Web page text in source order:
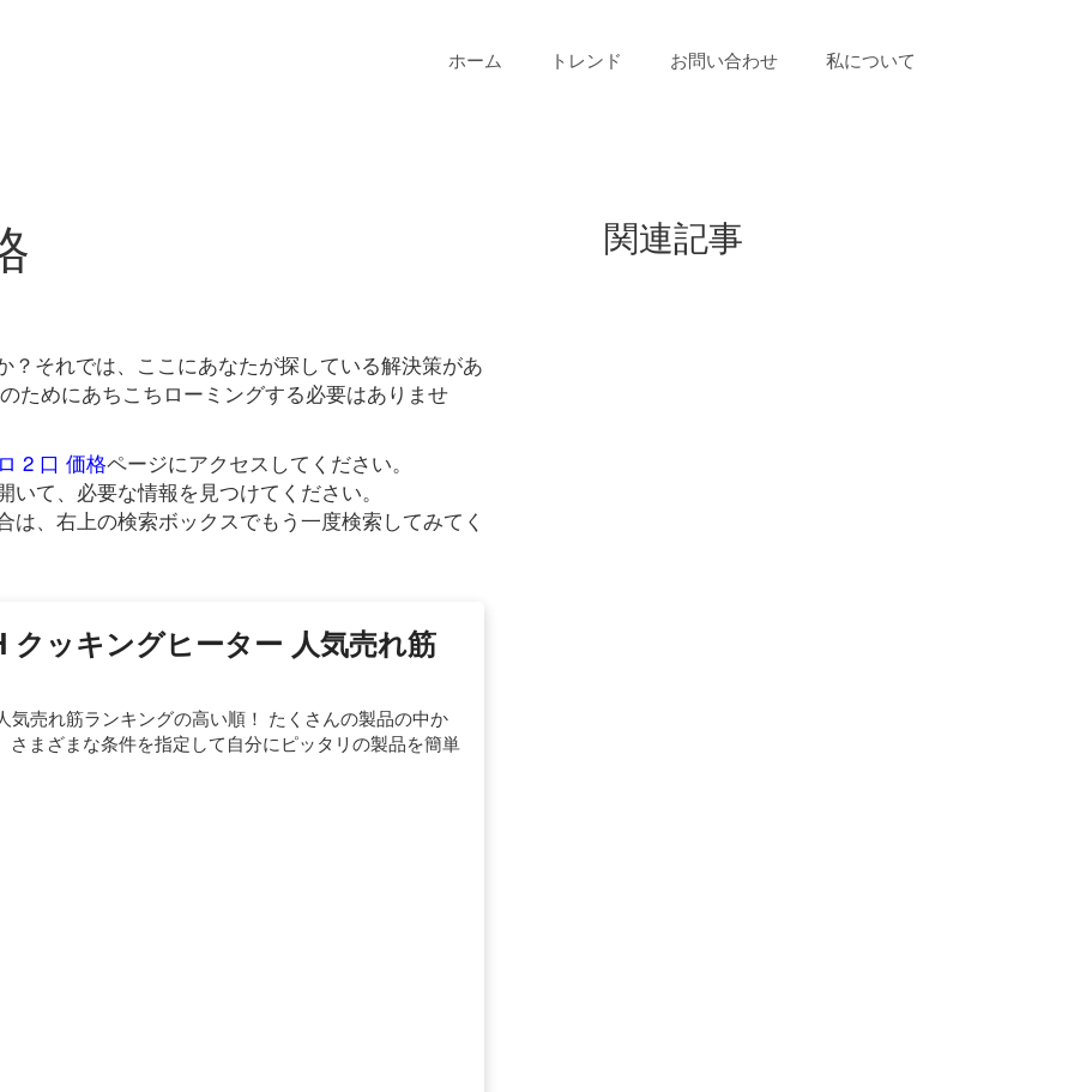
ホーム トレンド お問い合わせ 私について
それでは、ここにあなたが探している解決策があ
ためにあちこちローミングする必要はありませ
2 口 価格ページにアクセスしてください。
て、必要な情報を見つけてください。
は、右上の検索ボックスでもう一度検索してみてく
ッキングヒーター 人気売れ筋
売れ筋ランキングの高い順！ たくさんの製品の中か
まざまな条件を指定して自分にピッタリの製品を簡単
関連記事